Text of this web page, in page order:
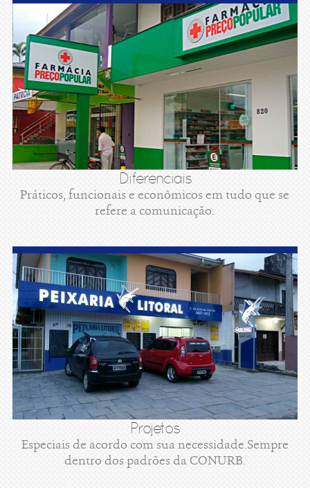
Diferenciais
Práticos, funcionais e econômicos em tudo que se
refere a comunicação.
Projetos
Especiais de acordo com sua necessidade.Sempre
dentro dos padrões da CONURB.